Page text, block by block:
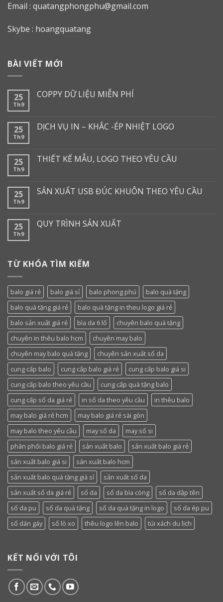
Email : quatangphongphu@gmail.com
Skybe : hoangquatang
BÀI VIẾT MỚI
25
Th9
COPPY DỮ LIỆU MIỄN PHÍ
25
Th9
DỊCH VỤ IN – KHẮC -ÉP NHIỆT LOGO
25
Th9
THIẾT KẾ MẪU, LOGO THEO YÊU CẦU
25
Th9
SẢN XUẤT USB ĐÚC KHUÔN THEO YÊU CẦU
25
Th9
QUY TRÌNH SẢN XUẤT
TỪ KHÓA TÌM KIẾM
balo giá rẻ balo giá sỉ balo phong phú
balo quà tặng
balo quà tặng giá rẻ
balo quà tặng in theu logo giá rẻ
balo sản xuất giá rẻ
bìa da 6 lổ
chuyên balo quà tặng
chuyên in thêu balo hcm
chuyên may balo
chuyên may balo quà tặng
chuyên sản xuất sổ da
cung cấp balo
cung cấp balo giá rẻ
cung cấp balo giá si
cung cấp balo theo yêu cầu
cung cấp quà tặng balo
cung cấp sổ da giá rẻ
in sổ da theo yêu cầu
in thêu balo
may balo giá rẻ hcm
may balo giá rẻ sài gòn
may balo theo yêu cầu
may sổ da
may sổ si
phân phối balo giá rẻ
sản xuất balo
sản xuất balo giá rẻ
sản xuất balo giá si
sản xuất balo hcm
sản xuất balo quà tặng giá sỉ
sản xuất sổ da
sản xuất sổ da giá rẻ
sổ da sổ da bìa còng
sổ da dập tên
sổ da pu
sổ da quà tặng sổ da quà tặng in logo
sổ da ép pu
sổ dán gáy
sổ lò xo thêu logo lên balo túi xách du lịch
KẾT NỐI VỚI TÔI